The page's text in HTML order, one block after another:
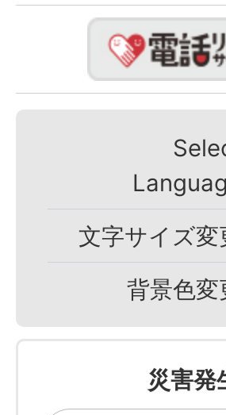
文字サイズ変
背景色変
災害発